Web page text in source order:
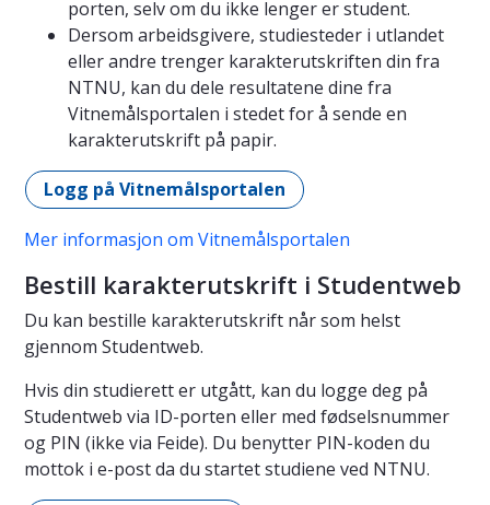
porten, selv om du ikke lenger er student.
Dersom arbeidsgivere, studiesteder i utlandet
eller andre trenger karakterutskriften din fra
NTNU, kan du dele resultatene dine fra
Vitnemålsportalen i stedet for å sende en
karakterutskrift på papir.
Logg på Vitnemålsportalen
Mer informasjon om Vitnemålsportalen
Bestill karakterutskrift i Studentweb
Du kan bestille karakterutskrift når som helst
gjennom Studentweb.
Hvis din studierett er utgått, kan du logge deg på
Studentweb via ID-porten eller med fødselsnummer
og PIN (ikke via Feide). Du benytter PIN-koden du
mottok i e-post da du startet studiene ved NTNU.